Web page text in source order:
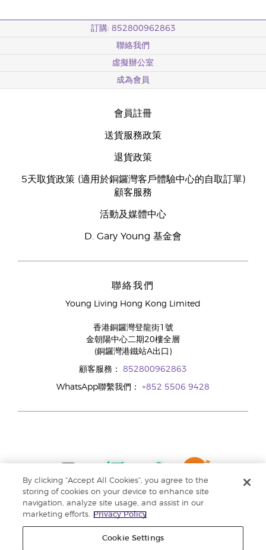
訂購: 852800962863
聯絡我們
虛擬辦公室
成為會員
會員註冊
送貨服務政策
退貨政策
5天取貨政策 (適用於銅鑼灣客戶體驗中心的自取訂單)
顧客服務
活動及媒體中心
D. Gary Young 基金會
聯絡我們
Young Living Hong Kong Limited
香港銅鑼灣登龍街1號
金朝陽中心二期20樓全層
(銅鑼灣港鐵站A出口)
顧客服務： 852800962863
WhatsApp聯繫我們： +852 5506 9428
By clicking “Accept All Cookies”, you agree to the
storing of cookies on your device to enhance site
navigation, analyze site usage, and assist in our
marketing efforts.
Privacy Policy
Cookie Settings